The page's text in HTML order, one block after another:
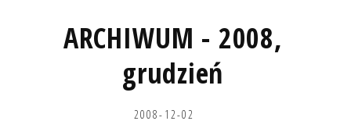
ARCHIWUM - 2008,
grudzień
2008-12-02